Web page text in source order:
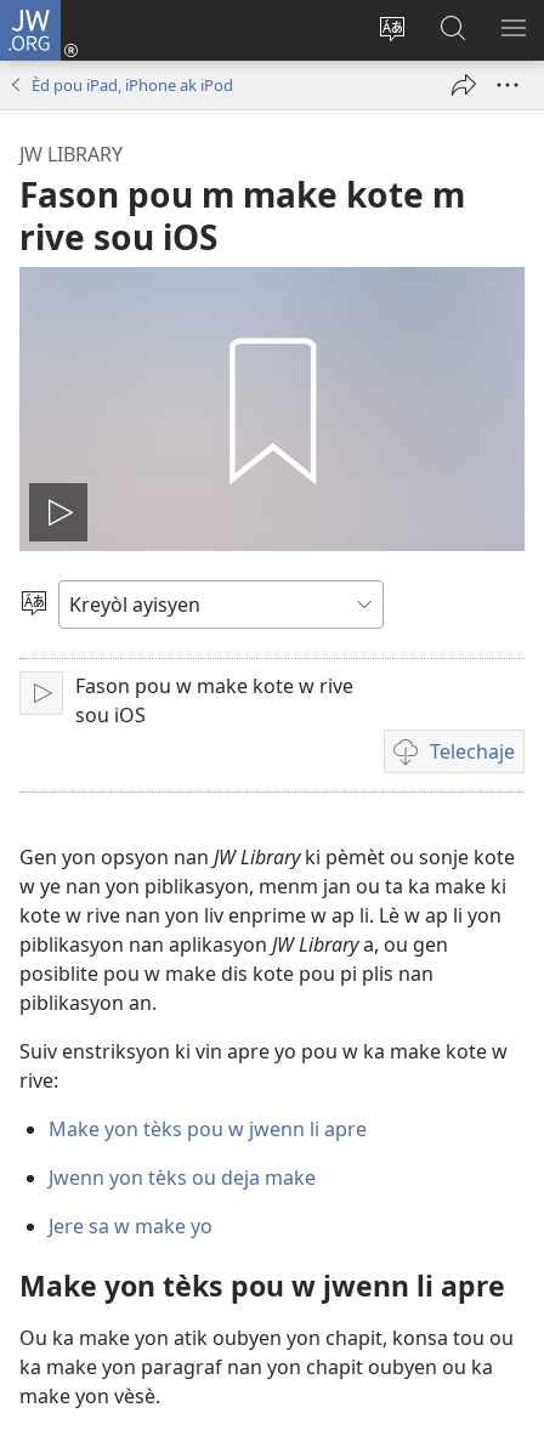
JW.ORG
Chanje
Konekte
(opens
Fè
rechèch
sou
Èd pou iPad, iPhone ak iPod
JW LIBRARY
Fason pou m make kote m
rive sou iOS
Jwe
videyo
a
Chwazi
lang
Fè
Fason pou w make kote w rive
sou iOS
Telechaje
Opsyon
pou
videyo
Gen yon opsyon nan JW Libraryki pèmèt ou sonje kote
w ye nan yon piblikasyon, menm jan ou ta ka make ki
kote w rive nan yon liv enprime w ap li. Lè w ap li yon
piblikasyon nan aplikasyon JW Librarya, ou gen
posiblite pou w make dis kote pou pi plis nan
piblikasyon an.
Suiv enstriksyon ki vin apre yo pou w ka make kote w
rive:
Make yon tèks pou w jwenn li apre
Jwenn yon tèks ou deja make
Jere sa w make yo
Make yon tèks pou w jwenn li apre
Ou ka make yon atik oubyen yon chapit, konsa tou ou
ka make yon paragraf nan yon chapit oubyen ou ka
make yon vèsè.